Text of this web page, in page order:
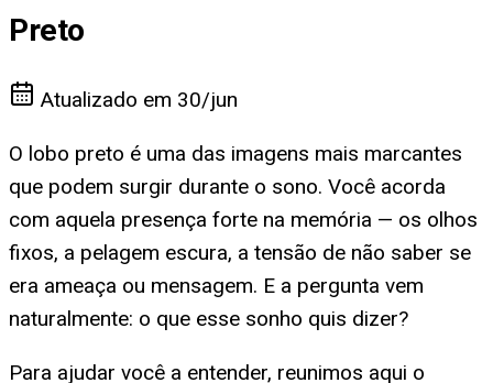
Preto
Atualizado em 30/jun
O lobo preto é uma das imagens mais marcantes
que podem surgir durante o sono. Você acorda
com aquela presença forte na memória — os olhos
fixos, a pelagem escura, a tensão de não saber se
era ameaça ou mensagem. E a pergunta vem
naturalmente: o que esse sonho quis dizer?
Para ajudar você a entender, reunimos aqui o